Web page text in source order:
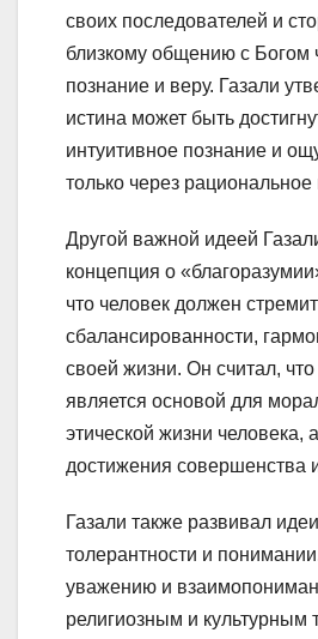
своих последователей и
близкому общению с Богом
познание и веру. Газали
истина может быть
интуитивное познание и
только через
Другой важной идеей
концепция о
что человек должен
сбалансированности,
своей жизни. Он считал,
является основой для
этической жизни человека,
достижения совершенства
Газали также развивал
толерантности и
уважению и
религиозным и культурным